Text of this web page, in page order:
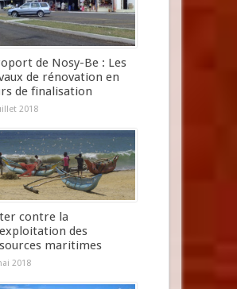
de Nosy-Be : Les
de rénovation en
de finalisation
2018
contre la
des
maritimes
2018